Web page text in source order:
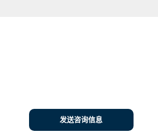
发送咨询信息